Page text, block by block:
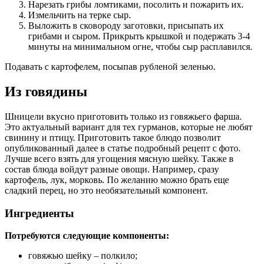
Нарезать грибы ломтиками, посолить и пожарить их.
Измельчить на терке сыр.
Выложить в сковороду заготовки, присыпать их
грибами и сыром. Прикрыть крышкой и подержать 3-4
минуты на минимальном огне, чтобы сыр расплавился.
Подавать с картофелем, посыпав рубленой зеленью.
Из говядины
Шницели вкусно приготовить только из говяжьего фарша.
Это актуальный вариант для тех гурманов, которые не любят
свинину и птицу. Приготовить такое блюдо позволит
опубликованный далее в статье подробный рецепт с фото.
Лучше всего взять для угощения мясную шейку. Также в
состав блюда войдут разные овощи. Например, сразу
картофель, лук, морковь. По желанию можно брать еще
сладкий перец, но это необязательный компонент.
Ингредиенты
Потребуются следующие компоненты:
говяжью шейку – полкило;